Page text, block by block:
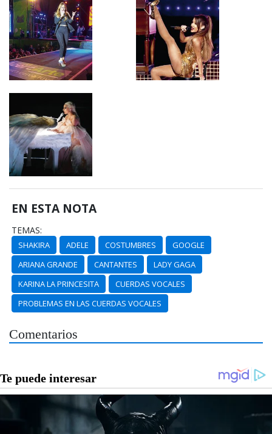
EN ESTA NOTA
TEMAS:
SHAKIRA ADELE COSTUMBRES
GOOGLE
ARIANA GRANDE
CANTANTES
LADY GAGA
KARINA LA PRINCESITA
CUERDAS VOCALES
PROBLEMAS EN LAS CUERDAS VOCALES
Comentarios